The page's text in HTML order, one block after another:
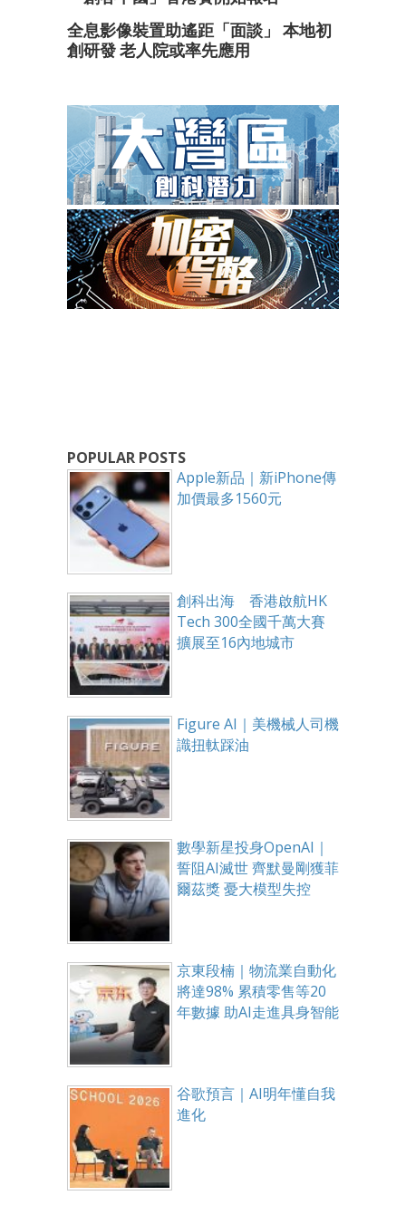
全息影像裝置助遙距「面談」 本地初
創研發 老人院或率先應用
POPULAR POSTS
Apple新品｜新iPhone傳
加價最多1560元
創科出海 香港啟航HK
Tech 300全國千萬大賽
擴展至16內地城市
Figure AI｜美機械人司機
識扭軚踩油
數學新星投身OpenAI｜
誓阻AI滅世 齊默曼剛獲菲
爾茲獎 憂大模型失控
京東段楠｜物流業自動化
將達98% 累積零售等20
年數據 助AI走進具身智能
谷歌預言｜AI明年懂自我
進化